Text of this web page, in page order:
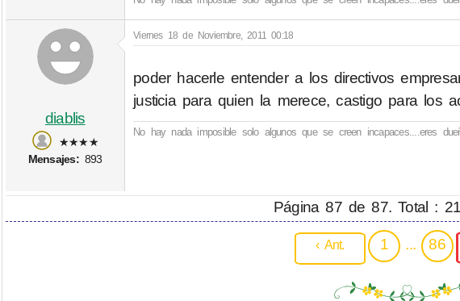
diablis
★★★★
Mensajes:893
Viernes 18 de Noviembre, 2011 00:18
poder hacerle entender a los directivos
justicia para quien la merece, castigo para los
No hay nada imposible solo algunos que se creen incapaces....eres
Página 87 de 87. Total :
‹ Ant. 1 ... 86